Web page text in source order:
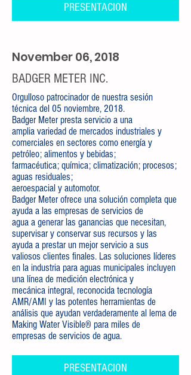
PRESENTACION
November 06, 2018
BADGER METER INC.
Orgulloso patrocinador de nuestra sesión
técnica del 05 noviembre, 2018.
Badger Meter presta servicio a una
amplia variedad de mercados industriales y
comerciales en sectores como energía y
petróleo; alimentos y bebidas;
farmacéutica; química; climatización; procesos;
aguas residuales;
aeroespacial y automotor.
Badger Meter ofrece una solución completa que
ayuda a las empresas de servicios de
agua a generar las ganancias que necesitan,
supervisar y conservar sus recursos y las
ayuda a prestar un mejor servicio a sus
valiosos clientes finales. Las soluciones líderes
en la industria para aguas municipales incluyen
una línea de medición electrónica y
mecánica integral, reconocida tecnología
AMR/AMI y las potentes herramientas de
análisis que ayudan verdaderamente al lema de
Making Water Visible® para miles de
empresas de servicios de agua.
PRESENTACION